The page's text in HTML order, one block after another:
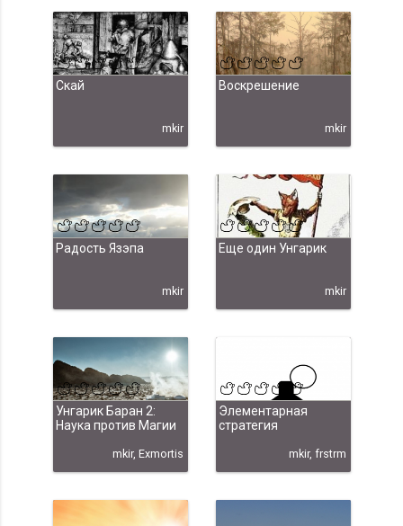
Скай
mkir
Воскрешение
mkir
Радость Язэпа
mkir
Еще один Унгарик
mkir
Унгарик Баран 2:
Наука против Магии
mkir, Exmortis
Элементарная
стратегия
mkir, frstrm